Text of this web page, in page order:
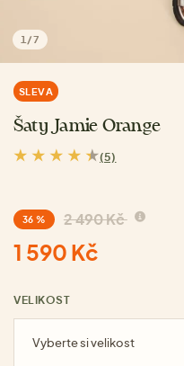
1 /7
SLEVA
Šaty Jamie Orange
(5)
36 % 2 490 Kč
1 590 Kč
VELIKOST
Vyberte si velikost